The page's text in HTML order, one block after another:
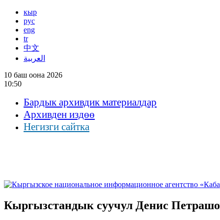
кыр
рус
eng
tr
中文
العربية
10 баш оона 2026
10:50
Бардык архивдик материалдар
Архивден издөө
Негизги сайтка
Кыргызстандык суучул Денис